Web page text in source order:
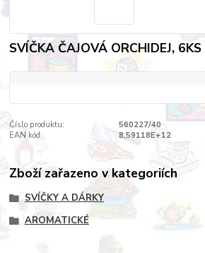
SVÍČKA ČAJOVÁ ORCHIDEJ, 6KS
Číslo produktu:
560227/40
EAN kód:
8,59118E+12
Zboží zařazeno v kategoriích
SVÍČKY A DÁRKY
AROMATICKÉ